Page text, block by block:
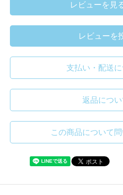
レビューを見
レビューを
支払い・配送
返品につい
この商品について